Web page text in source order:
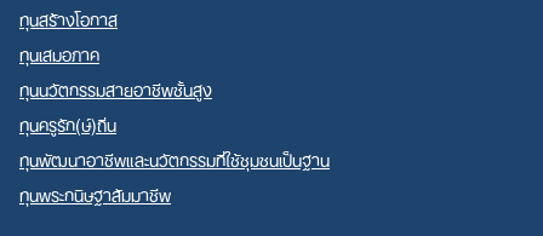
ทุนสร้างโอกาส
ทุนเสมอภาค
ทุนนวัตกรรมสายอาชีพชั้นสูง
ทุนครูรัก(ษ์)ถิ่น
ทุนพัฒนาอาชีพและนวัตกรรมที่ใช้ชุมชนเป็นฐาน
ทุนพระกนิษฐาสัมมาชีพ